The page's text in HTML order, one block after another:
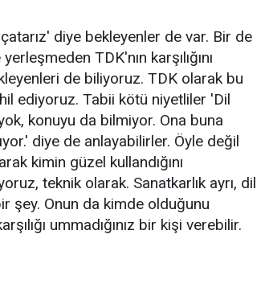
çatarız' diye bekleyenler de var. Bir de
TDK'nın karşılığını
de biliyoruz. TDK olarak bu
ediyoruz. Tabii kötü niyetliler 'Dil
konuyu da bilmiyor. Ona buna
diye de anlayabilirler. Öyle değil
kimin güzel kullandığını
teknik olarak. Sanatkarlık ayrı, dil
şey. Onun da kimde olduğunu
ummadığınız bir kişi verebilir.